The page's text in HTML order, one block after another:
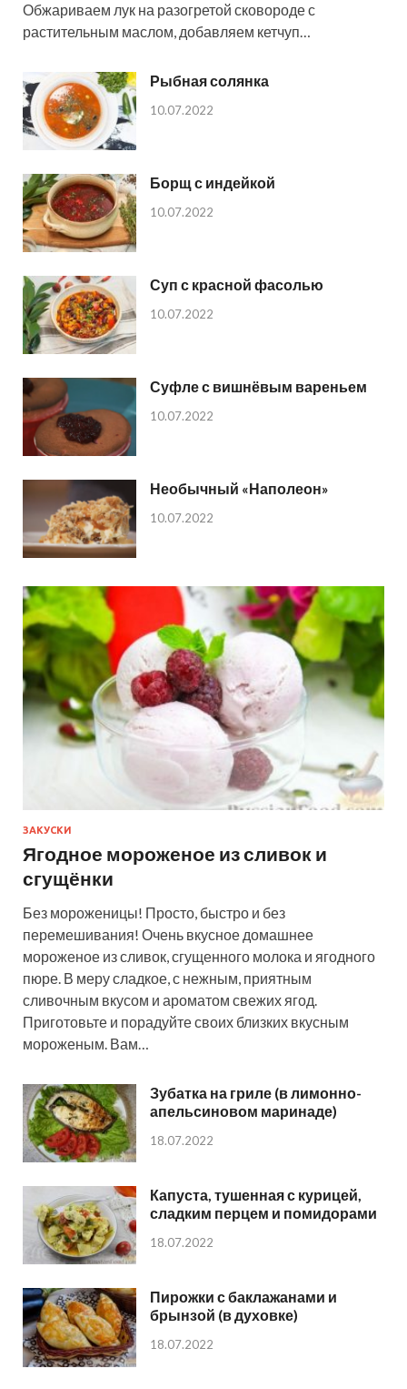
Обжариваем лук на разогретой сковороде с
растительным маслом, добавляем кетчуп…
Рыбная солянка
10.07.2022
Борщ с индейкой
10.07.2022
Суп с красной фасолью
10.07.2022
Суфле с вишнёвым вареньем
10.07.2022
Необычный «Наполеон»
10.07.2022
ЗАКУСКИ
Ягодное мороженое из сливок и
сгущёнки
Без мороженицы! Просто, быстро и без
перемешивания! Очень вкусное домашнее
мороженое из сливок, сгущенного молока и ягодного
пюре. В меру сладкое, с нежным, приятным
сливочным вкусом и ароматом свежих ягод.
Приготовьте и порадуйте своих близких вкусным
мороженым. Вам…
Зубатка на гриле (в лимонно-
апельсиновом маринаде)
18.07.2022
Капуста, тушенная с курицей,
сладким перцем и помидорами
18.07.2022
Пирожки с баклажанами и
брынзой (в духовке)
18.07.2022